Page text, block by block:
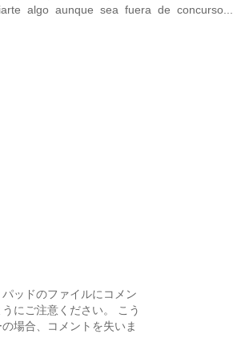
algo aunque sea fuera de concurso...
ッドのファイルにコメン
にご注意ください。 こう
場合、コメントを失いま